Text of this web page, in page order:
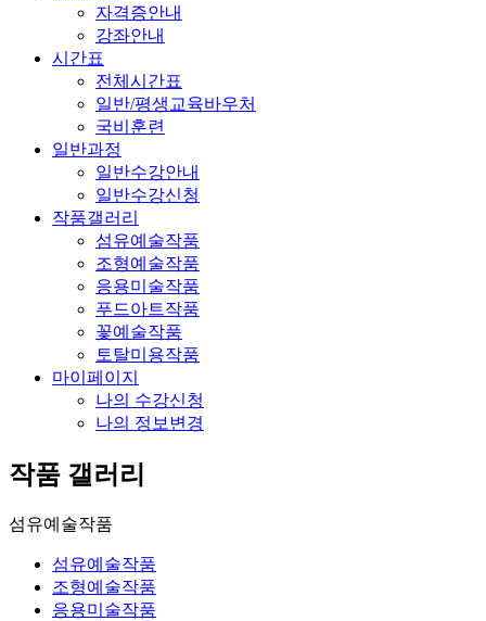
자격증안내
강좌안내
시간표
전체시간표
일반/평생교육바우처
국비훈련
일반과정
일반수강안내
일반수강신청
작품갤러리
섬유예술작품
조형예술작품
응용미술작품
푸드아트작품
꽃예술작품
토탈미용작품
마이페이지
나의 수강신청
나의 정보변경
작품 갤러리
섬유예술작품
섬유예술작품
조형예술작품
응용미술작품